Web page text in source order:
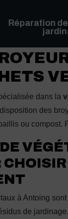
Réparation
dans la
des
ou compost.
à Antoing
de